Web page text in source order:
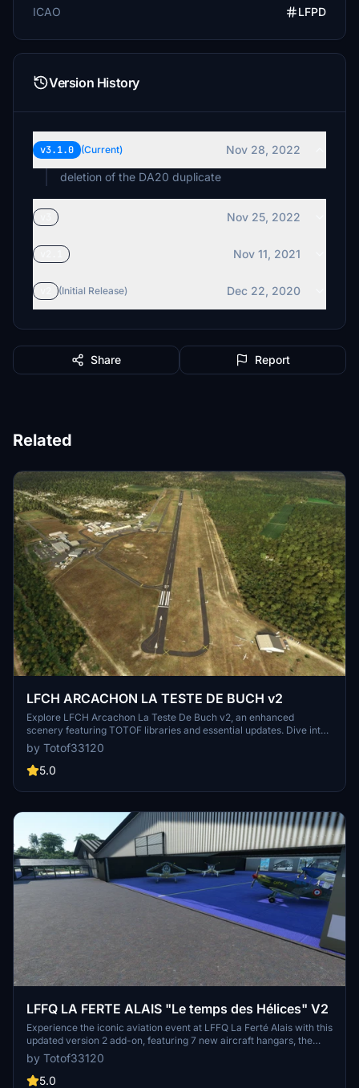
ICAO LFPD
Version History
v3.1.0 (Current)
Nov 28, 2022
deletion of the DA20 duplicate
Nov 25, 2022
Nov 11, 2021
(Initial Release) Dec 22, 2020
Share Report
Related
LFCH ARCACHON LA TESTE DE BUCH v2
Explore LFCH Arcachon La Teste De Buch v2, an enhanced
scenery featuring TOTOF libraries and essential updates. Dive into
a detailed world with Tchanquées cabins, France VFR landmarks,
and more. Immerse yourself in a realistic flight experience with this
meticulously crafted add-on. Enhance your virtual aviation journey
by Totof33120
5.0
LFFQ LA FERTE ALAIS "Le temps des Hélices" V2
Experience the iconic aviation event at LFFQ La Ferté Alais with this
updated version 2 add-on, featuring 7 new aircraft hangars, the
Jean Salis museum, new planes, improved textures, and more.
Created using the MSFS SDK and authorized models, this scenery
offers enhanced details and immersive visuals for your flights in
by Totof33120
5.0